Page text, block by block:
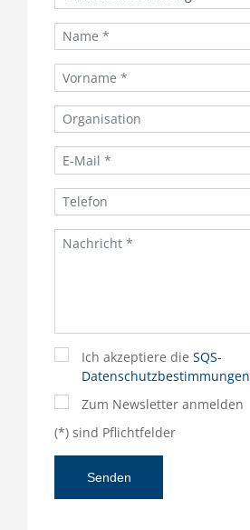
Ich akzeptiere die SQS-
Datenschutzbestimmungen
Zum Newsletter anmelden
(*) sind Pflichtfelder